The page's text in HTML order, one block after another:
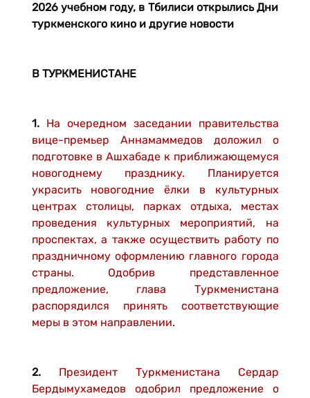
2026 учебном году, в Тбилиси открылись Дни
туркменского кино и другие новости
В ТУРКМЕНИСТАНЕ
1.
На очередном заседании правительства
вице-премьер Аннамаммедов доложил о
подготовке в Ашхабаде к приближающемуся
новогоднему празднику. Планируется
украсить новогодние ёлки в культурных
центрах столицы, парках отдыха, местах
проведения культурных мероприятий, на
проспектах, а также осуществить работу по
праздничному оформлению главного города
страны. Одобрив представленное
предложение, глава Туркменистана
распорядился принять соответствующие
меры в этом направлении.
2.
Президент Туркменистана Сердар
Бердымухамедов одобрил предложение о